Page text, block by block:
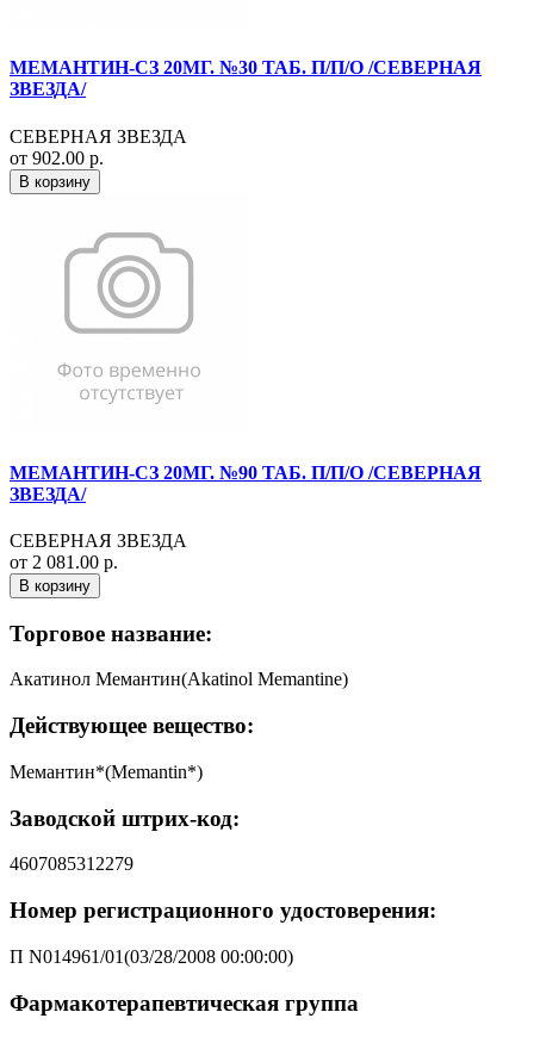
МЕМАНТИН-СЗ 20МГ. №30 ТАБ. П/П/О /СЕВЕРНАЯ
ЗВЕЗДА/
СЕВЕРНАЯ ЗВЕЗДА
от 902.00 р.
В корзину
МЕМАНТИН-СЗ 20МГ. №90 ТАБ. П/П/О /СЕВЕРНАЯ
ЗВЕЗДА/
СЕВЕРНАЯ ЗВЕЗДА
от 2 081.00 р.
В корзину
Торговое название:
Акатинол Мемантин(Akatinol Memantine)
Действующее вещество:
Мемантин*(Memantin*)
Заводской штрих-код:
4607085312279
Номер регистрационного удостоверения:
П N014961/01(03/28/2008 00:00:00)
Фармакотерапевтическая группа